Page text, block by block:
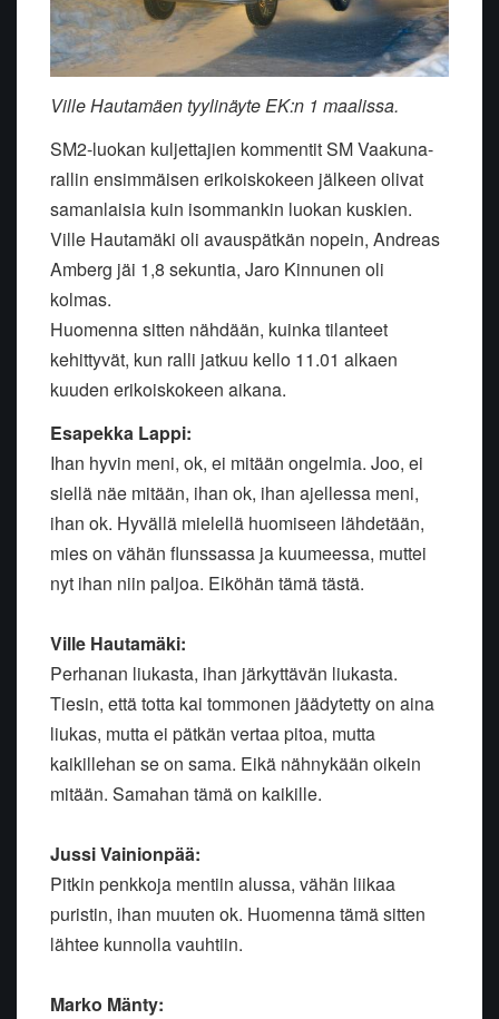
Ville Hautamäen tyylinäyte EK:n 1 maalissa.
SM2-luokan kuljettajien kommentit SM Vaakuna-
rallin ensimmäisen erikoiskokeen jälkeen olivat
samanlaisia kuin isommankin luokan kuskien.
Ville Hautamäki oli avauspätkän nopein, Andreas
Amberg jäi 1,8 sekuntia, Jaro Kinnunen oli
kolmas.
Huomenna sitten nähdään, kuinka tilanteet
kehittyvät, kun ralli jatkuu kello 11.01 alkaen
kuuden erikoiskokeen aikana.
Esapekka Lappi:
Ihan hyvin meni, ok, ei mitään ongelmia. Joo, ei
siellä näe mitään, ihan ok, ihan ajellessa meni,
ihan ok. Hyvällä mielellä huomiseen lähdetään,
mies on vähän flunssassa ja kuumeessa, muttei
nyt ihan niin paljoa. Eiköhän tämä tästä.
Ville Hautamäki:
Perhanan liukasta, ihan järkyttävän liukasta.
Tiesin, että totta kai tommonen jäädytetty on aina
liukas, mutta ei pätkän vertaa pitoa, mutta
kaikillehan se on sama. Eikä nähnykään oikein
mitään. Samahan tämä on kaikille.
Jussi Vainionpää:
Pitkin penkkoja mentiin alussa, vähän liikaa
puristin, ihan muuten ok. Huomenna tämä sitten
lähtee kunnolla vauhtiin.
Marko Mänty: